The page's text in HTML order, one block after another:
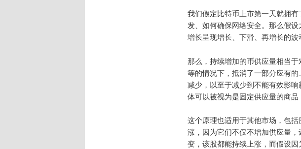
我们假定比特币上市第一天就拥
发、如何确保网络安全。那么假
增长呈现增长、下滑、再增长的波
那么，持续增加的币供应量相当
等的情况下，抵消了一部分应有
减少，以至于减少到不能有效影
体可以被视为是固定供应量的商品
这个原理也适用于其他市场，包
涨，因为它们不仅不增加供应量
变，该股都能持续上涨，而假设